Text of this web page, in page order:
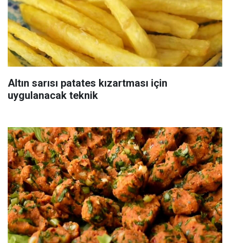
Altın sarısı patates kızartması için
uygulanacak teknik